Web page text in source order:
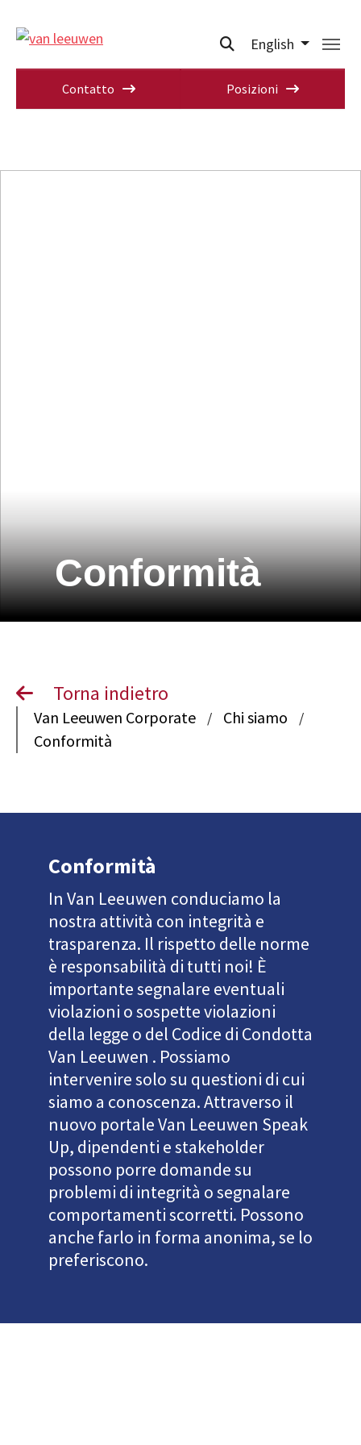
English
Contatto Posizioni
Conformità
Torna indietro
Van Leeuwen Corporate / Chi siamo /
Conformità
Conformità
In Van Leeuwen conduciamo la
nostra attività con integrità e
trasparenza. Il rispetto delle norme
è responsabilità di tutti noi! È
importante segnalare eventuali
violazioni o sospette violazioni
della legge o del Codice di Condotta
Van Leeuwen . Possiamo
intervenire solo su questioni di cui
siamo a conoscenza. Attraverso il
nuovo portale Van Leeuwen Speak
Up, dipendenti e stakeholder
possono porre domande su
problemi di integrità o segnalare
comportamenti scorretti. Possono
anche farlo in forma anonima, se lo
preferiscono.